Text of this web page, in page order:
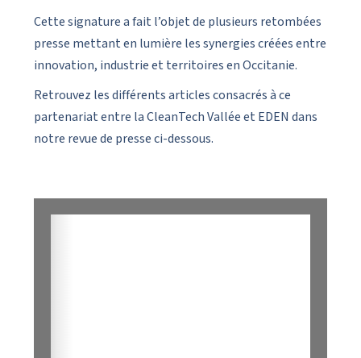
Cette signature a fait l’objet de plusieurs retombées
presse mettant en lumière les synergies créées entre
innovation, industrie et territoires en Occitanie.
Retrouvez les différents articles consacrés à ce
partenariat entre la CleanTech Vallée et EDEN dans
notre revue de presse ci-dessous.